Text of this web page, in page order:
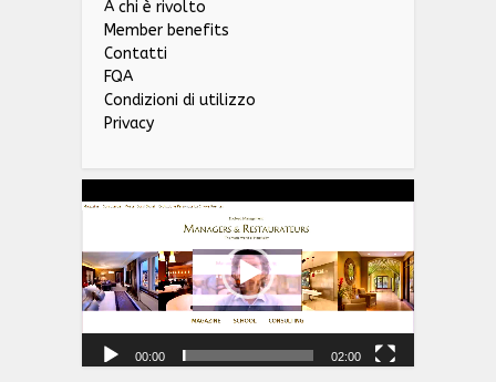
A chi è rivolto
Member benefits
Contatti
FQA
Condizioni di utilizzo
Privacy
Player
00:00 02:00